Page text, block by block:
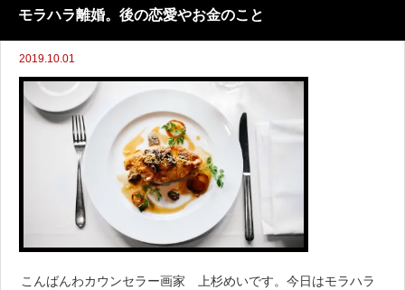
見分ける方法を書いていく。
モラハラ離婚。後の恋愛やお金のこと
2019.10.01
こんばんわカウンセラー画家 上杉めいです。今日はモラハラ